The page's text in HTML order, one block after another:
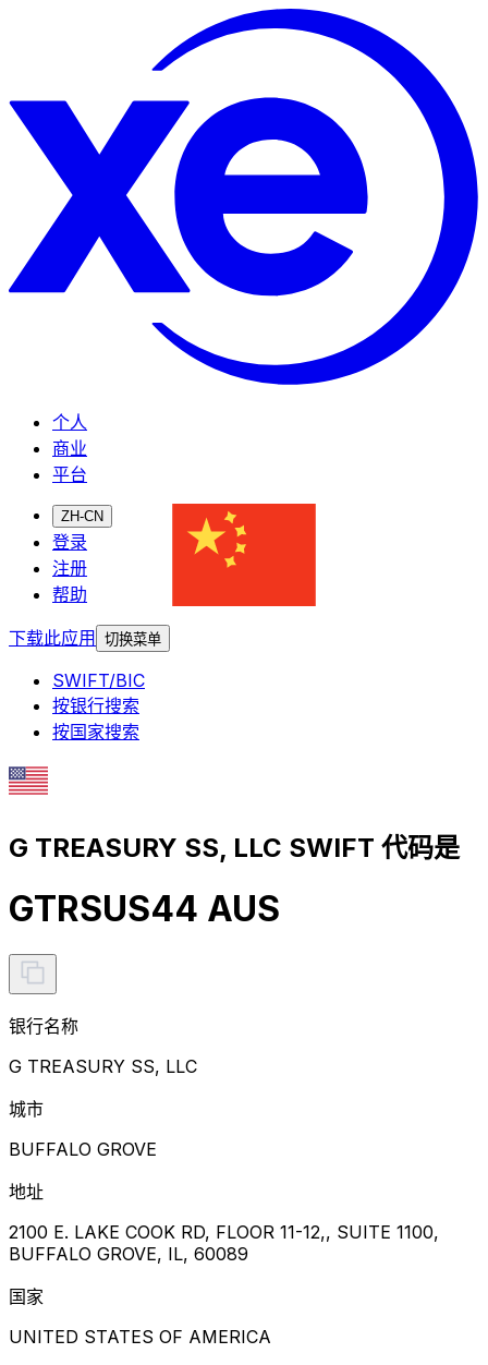
个人
商业
平台
ZH-CN
登录
注册
帮助
下载此应用
切换菜单
SWIFT/BIC
按银行搜索
按国家搜索
G TREASURY SS, LLC SWIFT 代码是
GTRSUS44 AUS
银行名称
G TREASURY SS, LLC
城市
BUFFALO GROVE
地址
2100 E. LAKE COOK RD, FLOOR 11-12,, SUITE 1100,
BUFFALO GROVE, IL, 60089
国家
UNITED STATES OF AMERICA